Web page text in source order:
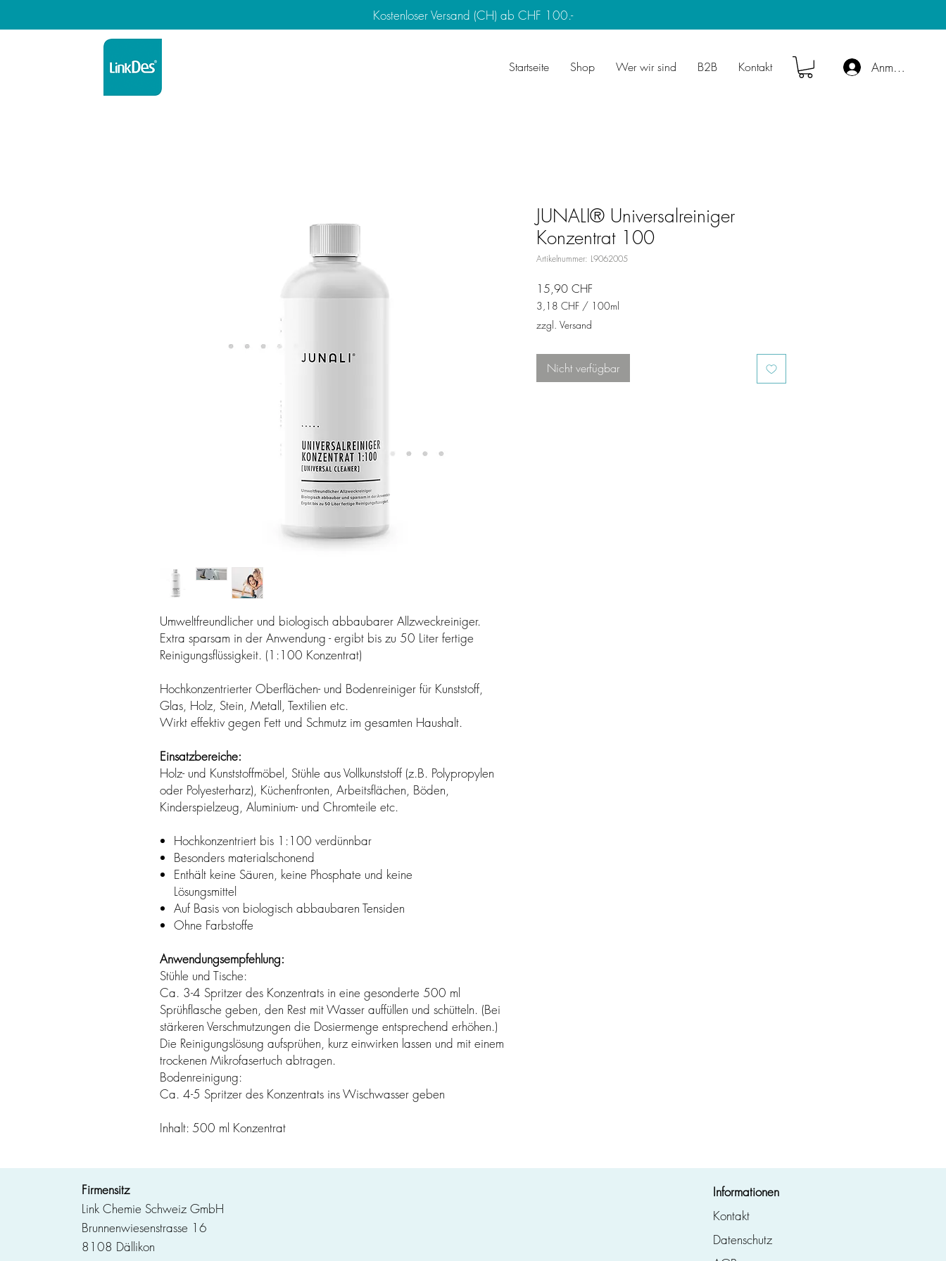
Kostenloser Versand (CH) ab CHF 100.-
Startseite Shop Wer wir sind B2B Kontakt Anmelden
Umweltfreundlicher und biologisch abbaubarer Allzweckreiniger.
Extra sparsam in der Anwendung - ergibt bis zu 50 Liter fertige
Reinigungsflüssigkeit. (1:100 Konzentrat)
Hochkonzentrierter Oberflächen- und Bodenreiniger für Kunststoff,
Glas, Holz, Stein, Metall, Textilien etc.
Wirkt effektiv gegen Fett und Schmutz im gesamten Haushalt.
Einsatzbereiche:
Holz- und Kunststoffmöbel, Stühle aus Vollkunststoff (z.B. Polypropylen
oder Polyesterharz), Küchenfronten, Arbeitsflächen, Böden,
Kinderspielzeug, Aluminium- und Chromteile etc.
Hochkonzentriert bis 1:100 verdünnbar
Besonders materialschonend
Enthält keine Säuren, keine Phosphate und keine
Lösungsmittel
Auf Basis von biologisch abbaubaren Tensiden
Ohne Farbstoffe
Anwendungsempfehlung:
Stühle und Tische:
Ca. 3-4 Spritzer des Konzentrats in eine gesonderte 500 ml
Sprühflasche geben, den Rest mit Wasser auffüllen und schütteln. (Bei
stärkeren Verschmutzungen die Dosiermenge entsprechend erhöhen.)
Die Reinigungslösung aufsprühen, kurz einwirken lassen und mit einem
trockenen Mikrofasertuch abtragen.
Bodenreinigung:
Ca. 4-5 Spritzer des Konzentrats ins Wischwasser geben
Inhalt: 500 ml Konzentrat
JUNALI® Universalreiniger
Konzentrat 100
Artikelnummer: L9062005
15,90 CHFPreis
3,18 CHF / 100ml
3,18 CHF
pro
zzgl. Versand
Nicht verfügbar
Firmensitz
Link Chemie Schweiz GmbH
Brunnenwiesenstrasse 16
8108 Dällikon
Informationen
Kontakt
Datenschutz